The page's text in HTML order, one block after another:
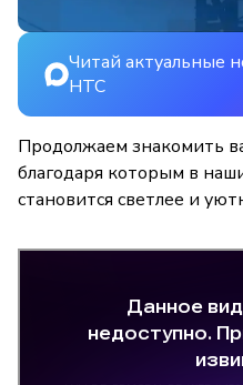
Читай актуальные
НТС
Продолжаем знакомить
благодаря которым в
становится светлее и